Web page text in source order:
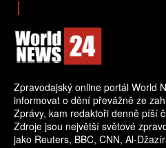
Zpravodajský online portál World
informovat o dění převážně ze
Zprávy, kam redaktoři denně píší
Zdroje jsou největší světové
jako Reuters, BBC, CNN, Al-